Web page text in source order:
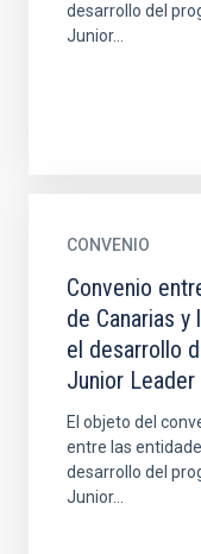
desarrollo del
Junior...
CONVENIO
Convenio
de Canarias y
el desarrollo
Junior Leader
El objeto del
entre las
desarrollo del
Junior...